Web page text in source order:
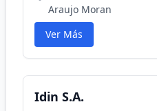
Araujo Moran
Ver Más
Idin S.A.